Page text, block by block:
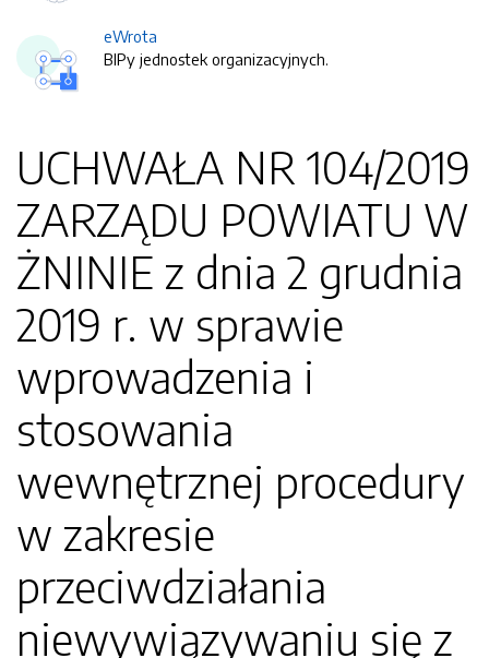
eWrota
BIPy jednostek organizacyjnych.
UCHWAŁA NR 104/2019
ZARZĄDU POWIATU W
ŻNINIE z dnia 2 grudnia
2019 r. w sprawie
wprowadzenia i
stosowania
wewnętrznej procedury
w zakresie
przeciwdziałania
niewywiązywaniu się z